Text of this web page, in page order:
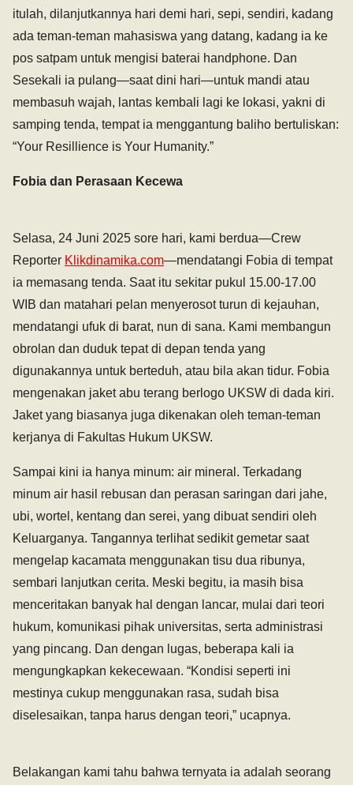
itulah, dilanjutkannya hari demi hari, sepi, sendiri, kadang
ada teman-teman mahasiswa yang datang, kadang ia ke
pos satpam untuk mengisi baterai handphone. Dan
Sesekali ia pulang—saat dini hari—untuk mandi atau
membasuh wajah, lantas kembali lagi ke lokasi, yakni di
samping tenda, tempat ia menggantung baliho bertuliskan:
“Your Resillience is Your Humanity.”
Fobia dan Perasaan Kecewa
Selasa, 24 Juni 2025 sore hari, kami berdua—Crew
Reporter Klikdinamika.com—mendatangi Fobia di tempat
ia memasang tenda. Saat itu sekitar pukul 15.00-17.00
WIB dan matahari pelan menyerosot turun di kejauhan,
mendatangi ufuk di barat, nun di sana. Kami membangun
obrolan dan duduk tepat di depan tenda yang
digunakannya untuk berteduh, atau bila akan tidur. Fobia
mengenakan jaket abu terang berlogo UKSW di dada kiri.
Jaket yang biasanya juga dikenakan oleh teman-teman
kerjanya di Fakultas Hukum UKSW.
Sampai kini ia hanya minum: air mineral. Terkadang
minum air hasil rebusan dan perasan saringan dari jahe,
ubi, wortel, kentang dan serei, yang dibuat sendiri oleh
Keluarganya. Tangannya terlihat sedikit gemetar saat
mengelap kacamata menggunakan tisu dua ribunya,
sembari lanjutkan cerita. Meski begitu, ia masih bisa
menceritakan banyak hal dengan lancar, mulai dari teori
hukum, komunikasi pihak universitas, serta administrasi
yang pincang. Dan dengan lugas, beberapa kali ia
mengungkapkan kekecewaan. “Kondisi seperti ini
mestinya cukup menggunakan rasa, sudah bisa
diselesaikan, tanpa harus dengan teori,” ucapnya.
Belakangan kami tahu bahwa ternyata ia adalah seorang